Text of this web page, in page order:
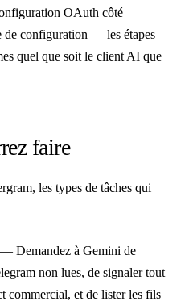
OAuth côté
de configuration — les étapes
quel que soit le client AI que
faire
les types de tâches qui
— Demandez à Gemini de
non lues, de signaler tout
commercial, et de lister les fils